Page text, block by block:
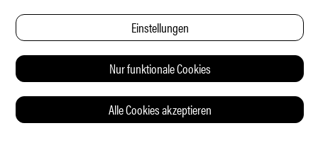
Einstellungen
Nur funktionale Cookies
Alle Cookies akzeptieren